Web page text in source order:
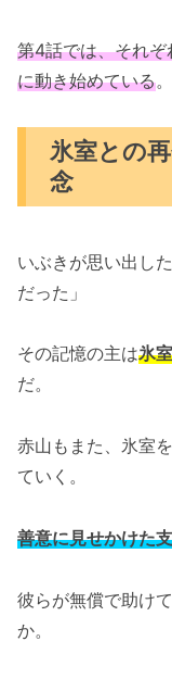
第4話では、それ
に動き始めている。
氷室との
念
いぶきが思い出し
だった」
その記憶の主は氷
だ。
赤山もまた、氷室
ていく。
善意に見せかけた
彼らが無償で助け
か。